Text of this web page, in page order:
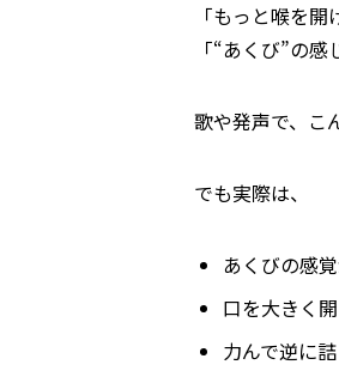
「もっと喉を開
「“あくび”の感
歌や発声で、こ
でも実際は、
あくびの感
口を大きく
力んで逆に